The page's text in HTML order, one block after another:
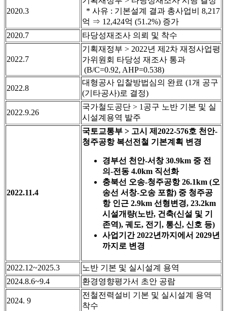
2020.3
* 사유 : 기본설계 결과 총사업비 8,217
억 ⇒ 12,424억 (51.2%) 증가
2020.7
타당성재조사 의뢰 및 착수
2022.7
기획재정부 > 2022년 제2차 재정사업평
가위원회 타당성 재조사 통과
(B/C=0.92, AHP=0.538)
2022.8
대형공사 입찰방법심의 완료 (1개 공구
(기타공사)로 결정)
2022.9.26
국가철도공단 > 1공구 노반 기본 및 실
시설계용역 발주
2022.11.4
국토교통부 > 고시 제2022-576호 천안-
청주공항 복선전철 기본계획 변경
경부선 천안-서창 30.9km 중 전
의-전동 4.0km 직선화
충북선 오송-청주공항 26.1km (오
송선 서창-오송 포함) 중 청주공
항 인근 2.9km 선형변경, 23.2km
시설개량(노반, 건축(신설 및 기
존역), 궤도, 전기, 통신, 신호 등)
사업기간 2022년까지에서 2029년
까지로 변경
2022.12~2025.3
노반 기본 및 실시설계 용역
2024.8.6~9.4
환경영향평가서 초안 공람
2024. 9
전철전력설비 기본 및 실시설계 용역
착수